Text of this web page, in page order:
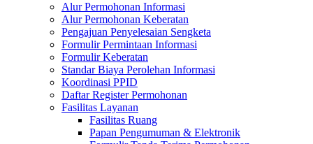
Alur Permohonan Informasi
Alur Permohonan Keberatan
Pengajuan Penyelesaian Sengketa
Formulir Permintaan Informasi
Formulir Keberatan
Standar Biaya Perolehan Informasi
Koordinasi PPID
Daftar Register Permohonan
Fasilitas Layanan
Fasilitas Ruang
Papan Pengumuman & Elektronik